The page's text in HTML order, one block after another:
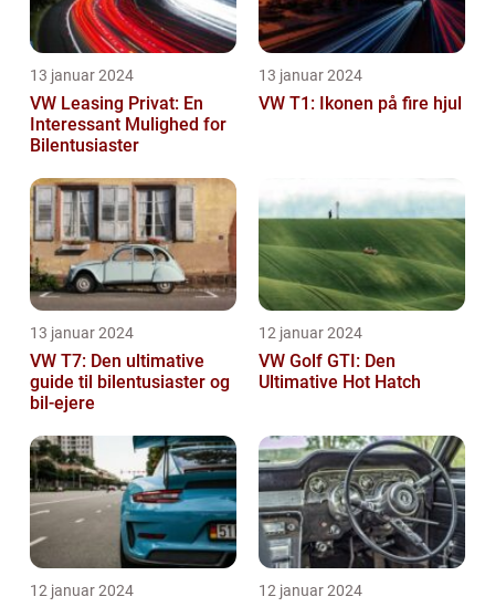
13 januar 2024
VW Leasing Privat: En
Interessant Mulighed for
Bilentusiaster
13 januar 2024
VW T1: Ikonen på fire hjul
13 januar 2024
VW T7: Den ultimative
guide til bilentusiaster og
bil-ejere
12 januar 2024
VW Golf GTI: Den
Ultimative Hot Hatch
12 januar 2024 12 januar 2024